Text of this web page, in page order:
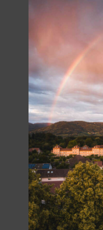
LED-
WIR